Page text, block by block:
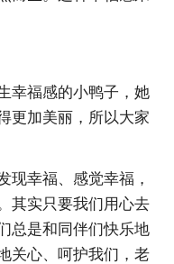
幸福感的小鸭子，她
更加美丽，所以大家
现幸福、感觉幸福，
其实只要我们用心去
总是和同伴们快乐地
关心、呵护我们，老